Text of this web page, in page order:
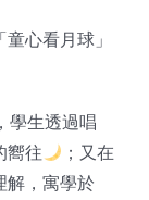
心看月球」
學生透過唱
嚮往
；又在
解，寓學於